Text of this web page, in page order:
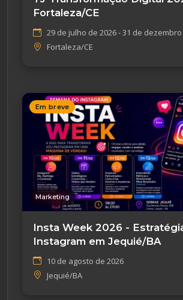
Fortaleza/CE
29 de julho de 2026 - 31 de
Fortaleza/CE
Em breve
Marketing
Insta Week 2026 -
Instagram em Jequié/BA
10 de agosto de 2026
Jequié/BA